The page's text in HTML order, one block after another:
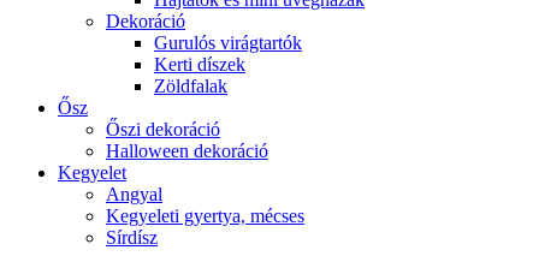
Dekoráció
Gurulós virágtartók
Kerti díszek
Zöldfalak
Ősz
Őszi dekoráció
Halloween dekoráció
Kegyelet
Angyal
Kegyeleti gyertya, mécses
Sírdísz